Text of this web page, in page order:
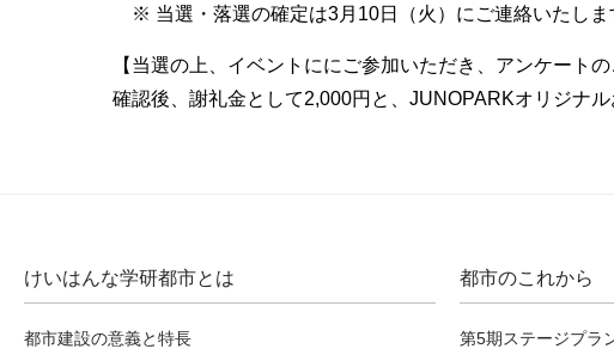
※ 当選・落選の確定は3月10日（火）にご連絡いたしま
【当選の上、イベントににご参加いただき、アンケート
確認後、謝礼金として2,000円と、JUNOPARKオリジナ
けいはんな学研都市とは
都市建設の意義と特長
都市のこれから
第5期ステージプラ